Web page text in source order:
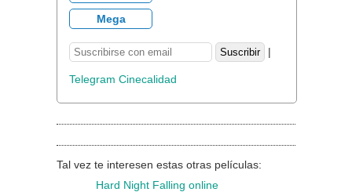
Mega
|
Telegram Cinecalidad
Tal vez te interesen estas otras películas:
Hard Night Falling online